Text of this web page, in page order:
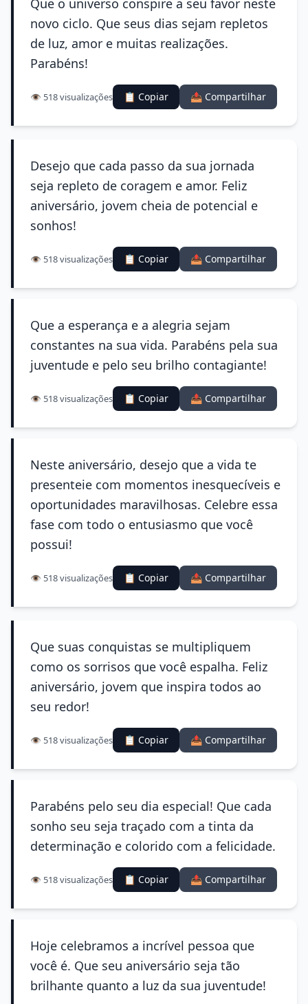
Que o universo conspire a seu favor neste
novo ciclo. Que seus dias sejam repletos
de luz, amor e muitas realizações.
Parabéns!
👁️ 518 visualizações 📋 Copiar 📤 Compartilhar
Desejo que cada passo da sua jornada
seja repleto de coragem e amor. Feliz
aniversário, jovem cheia de potencial e
sonhos!
👁️ 518 visualizações 📋 Copiar 📤 Compartilhar
Que a esperança e a alegria sejam
constantes na sua vida. Parabéns pela sua
juventude e pelo seu brilho contagiante!
👁️ 518 visualizações 📋 Copiar 📤 Compartilhar
Neste aniversário, desejo que a vida te
presenteie com momentos inesquecíveis e
oportunidades maravilhosas. Celebre essa
fase com todo o entusiasmo que você
possui!
👁️ 518 visualizações 📋 Copiar 📤 Compartilhar
Que suas conquistas se multipliquem
como os sorrisos que você espalha. Feliz
aniversário, jovem que inspira todos ao
seu redor!
👁️ 518 visualizações 📋 Copiar 📤 Compartilhar
Parabéns pelo seu dia especial! Que cada
sonho seu seja traçado com a tinta da
determinação e colorido com a felicidade.
👁️ 518 visualizações 📋 Copiar 📤 Compartilhar
Hoje celebramos a incrível pessoa que
você é. Que seu aniversário seja tão
brilhante quanto a luz da sua juventude!